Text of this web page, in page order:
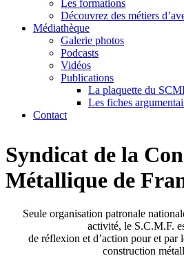
Les formations
Découvrez des métiers
Médiathèque
Galerie photos
Podcasts
Vidéos
Publications
La plaquette du
Les fiches
Contact
Syndicat de la
Métallique de
Seule organisation patronale
activité, le S.C.M.F.
de réflexion et d’action pour et par
construction